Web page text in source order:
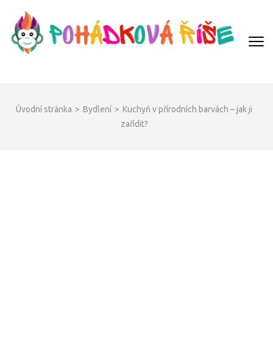
obsah
(Enter)
Úvodní stránka > Bydlení > Kuchyň v přírodních barvách – jak ji
zařídit?